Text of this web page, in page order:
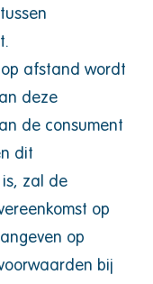
afstand wordt
deze
de consument
dit
is, zal de
op
op
bij